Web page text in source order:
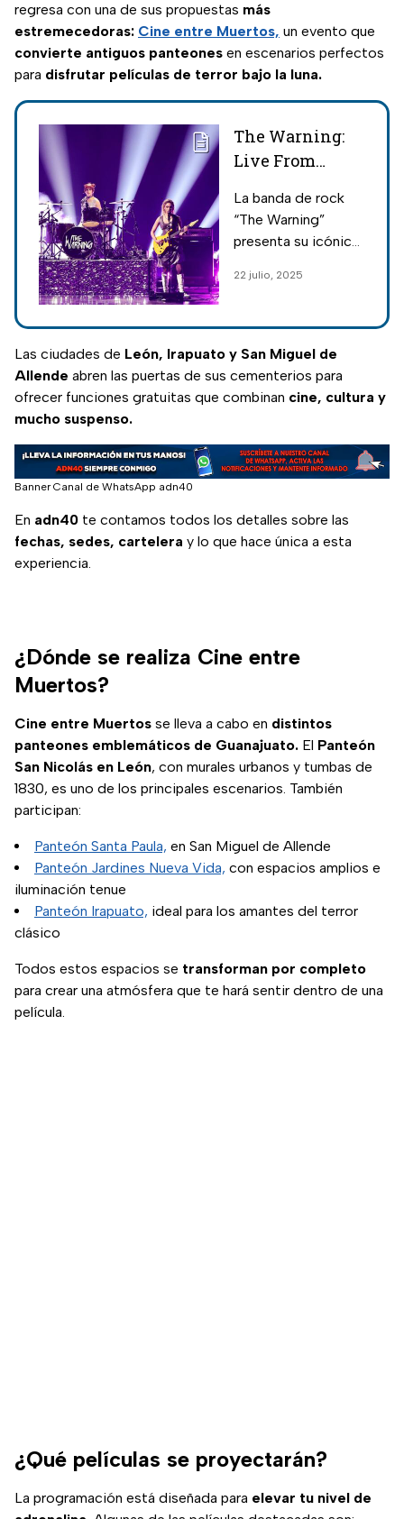
regresa con una de sus propuestas más
estremecedoras: Cine entre Muertos, un evento que
convierte antiguos panteones en escenarios perfectos
para disfrutar películas de terror bajo la luna.
The Warning:
Live From
Nacional, llega
a los cines de
La banda de rock
“The Warning”
presenta su icónico
concierto de
el Auditorio
Nacional en formato
de película
22 julio, 2025
Las ciudades de León, Irapuato y San Miguel de
Allende abren las puertas de sus cementerios para
ofrecer funciones gratuitas que combinan cine, cultura y
mucho suspenso.
Banner Canal de WhatsApp adn40
En adn40 te contamos todos los detalles sobre las
fechas, sedes, cartelera y lo que hace única a esta
experiencia.
¿Dónde se realiza Cine entre
Muertos?
Cine entre Muertos se lleva a cabo en distintos
panteones emblemáticos de Guanajuato. El Panteón
San Nicolás en León, con murales urbanos y tumbas de
1830, es uno de los principales escenarios. También
participan:
Panteón Santa Paula, en San Miguel de Allende
Panteón Jardines Nueva Vida, con espacios amplios e
iluminación tenue
Panteón Irapuato, ideal para los amantes del terror
clásico
Todos estos espacios se transforman por completo
para crear una atmósfera que te hará sentir dentro de una
película.
¿Qué películas se proyectarán?
La programación está diseñada para elevar tu nivel de